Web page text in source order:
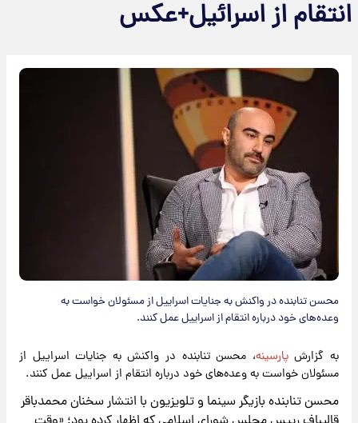
انتقام از اسرائیل+عکس
​محسن تنابنده در واکنش به جنایات اسراییل از مسئولان خواست به
وعده‌های خود درباره انتقام از اسراییل عمل کنند.
به گزارشپارسینه، محسن تنابنده در واکنش به جنایات اسراییل از
مسئولان خواست به وعده‌های خود درباره انتقام از اسراییل عمل کنند.
محسن تنابنده بازیگر سینما و تلویزیون با انتشار سخنان محمدباقر